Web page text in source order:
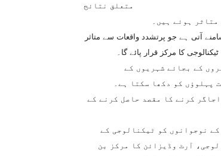
متعلق نتائج
ہوئے ہیں۔
آتی ہے جو پرتشدد واقعات سے متاثر
کا مرکز قرار پائے گا۔
کے بجائے شہریوں کے
پہلوؤں کو دکھا سکتا ہے۔
کرنے کا مقصد حاصل کرنے کے
کے نوجوانوں کو ٹیکنالوجی کے
آرٹ وڈیزائن کا مرکز بن